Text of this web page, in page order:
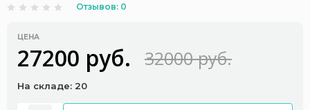
Отзывов: 0
ЦЕНА
27200 руб. 32000 руб.
На складе: 20